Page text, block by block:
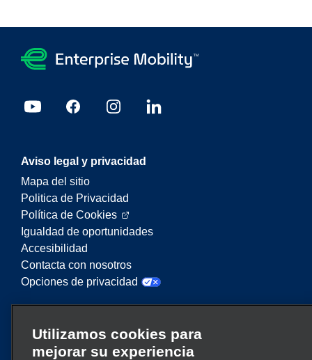
Aviso legal y privacidad
Mapa del sitio
Politica de Privacidad
Política de Cookies
Igualdad de oportunidades
Accesibilidad
Contacta con nosotros
Opciones de privacidad
servicios de movilidad. En este sitio web,
“Enterprise Mobility” se utiliza para hacer
Utilizamos cookies para
mejorar su experiencia